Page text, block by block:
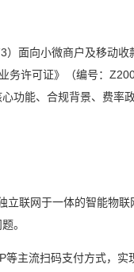
面向小微商户及移动
务许可证》（编号：
功能、合规背景、费率
联网于一体的智能物
。
主流扫码支付方式，实